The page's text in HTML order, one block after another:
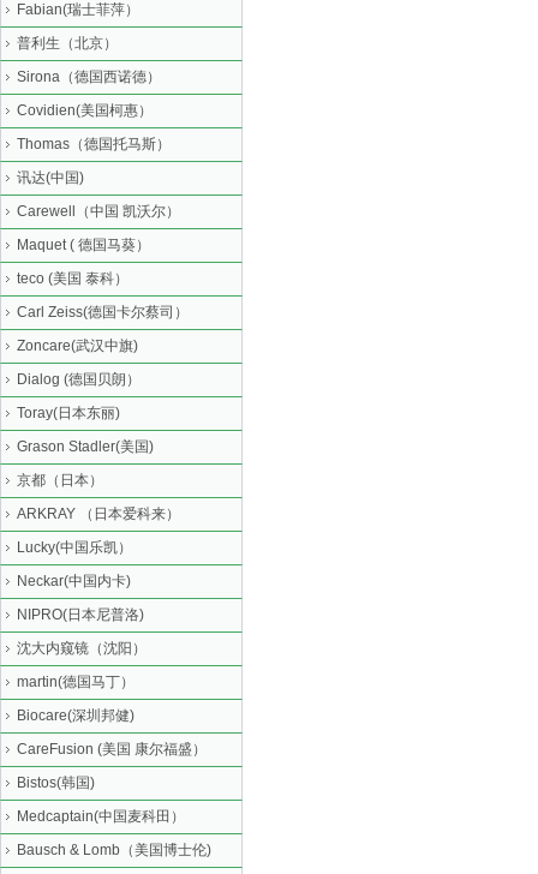
Fabian(瑞士菲萍）
普利生（北京）
Sirona（德国西诺德）
Covidien(美国柯惠）
Thomas（德国托马斯）
讯达(中国)
Carewell（中国 凯沃尔）
Maquet ( 德国马葵）
teco (美国 泰科）
Carl Zeiss(德国卡尔蔡司）
Zoncare(武汉中旗)
Dialog (德国贝朗）
Toray(日本东丽)
Grason Stadler(美国)
京都（日本）
ARKRAY （日本爱科来）
Lucky(中国乐凯）
Neckar(中国内卡)
NIPRO(日本尼普洛)
沈大内窥镜（沈阳）
martin(德国马丁）
Biocare(深圳邦健)
CareFusion (美国 康尔福盛）
Bistos(韩国)
Medcaptain(中国麦科田）
Bausch & Lomb（美国博士伦)